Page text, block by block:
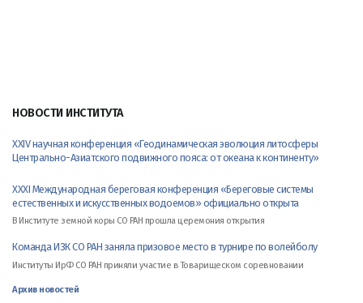
НОВОСТИ ИНСТИТУТА
XXIV научная конференция «Геодинамическая эволюция литосферы
Центрально-Азиатского подвижного пояса: от океана к континенту»
XXXI Международная береговая конференция «Береговые системы
естественных и искусственных водоемов» официально открыта
В Институте земной коры СО РАН прошла церемония открытия
Команда ИЗК СО РАН заняла призовое место в турнире по волейболу
Институты ИрФ СО РАН приняли участие в Товарищеском соревновании
Архив новостей